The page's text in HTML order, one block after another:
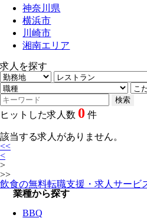
神奈川県
横浜市
川崎市
湘南エリア
求人を探す
ヒットした求人数 0 件
該当する求人がありません。
<<
<
>
>>
飲食の無料転職支援・求人サー
業種から探す
BBQ